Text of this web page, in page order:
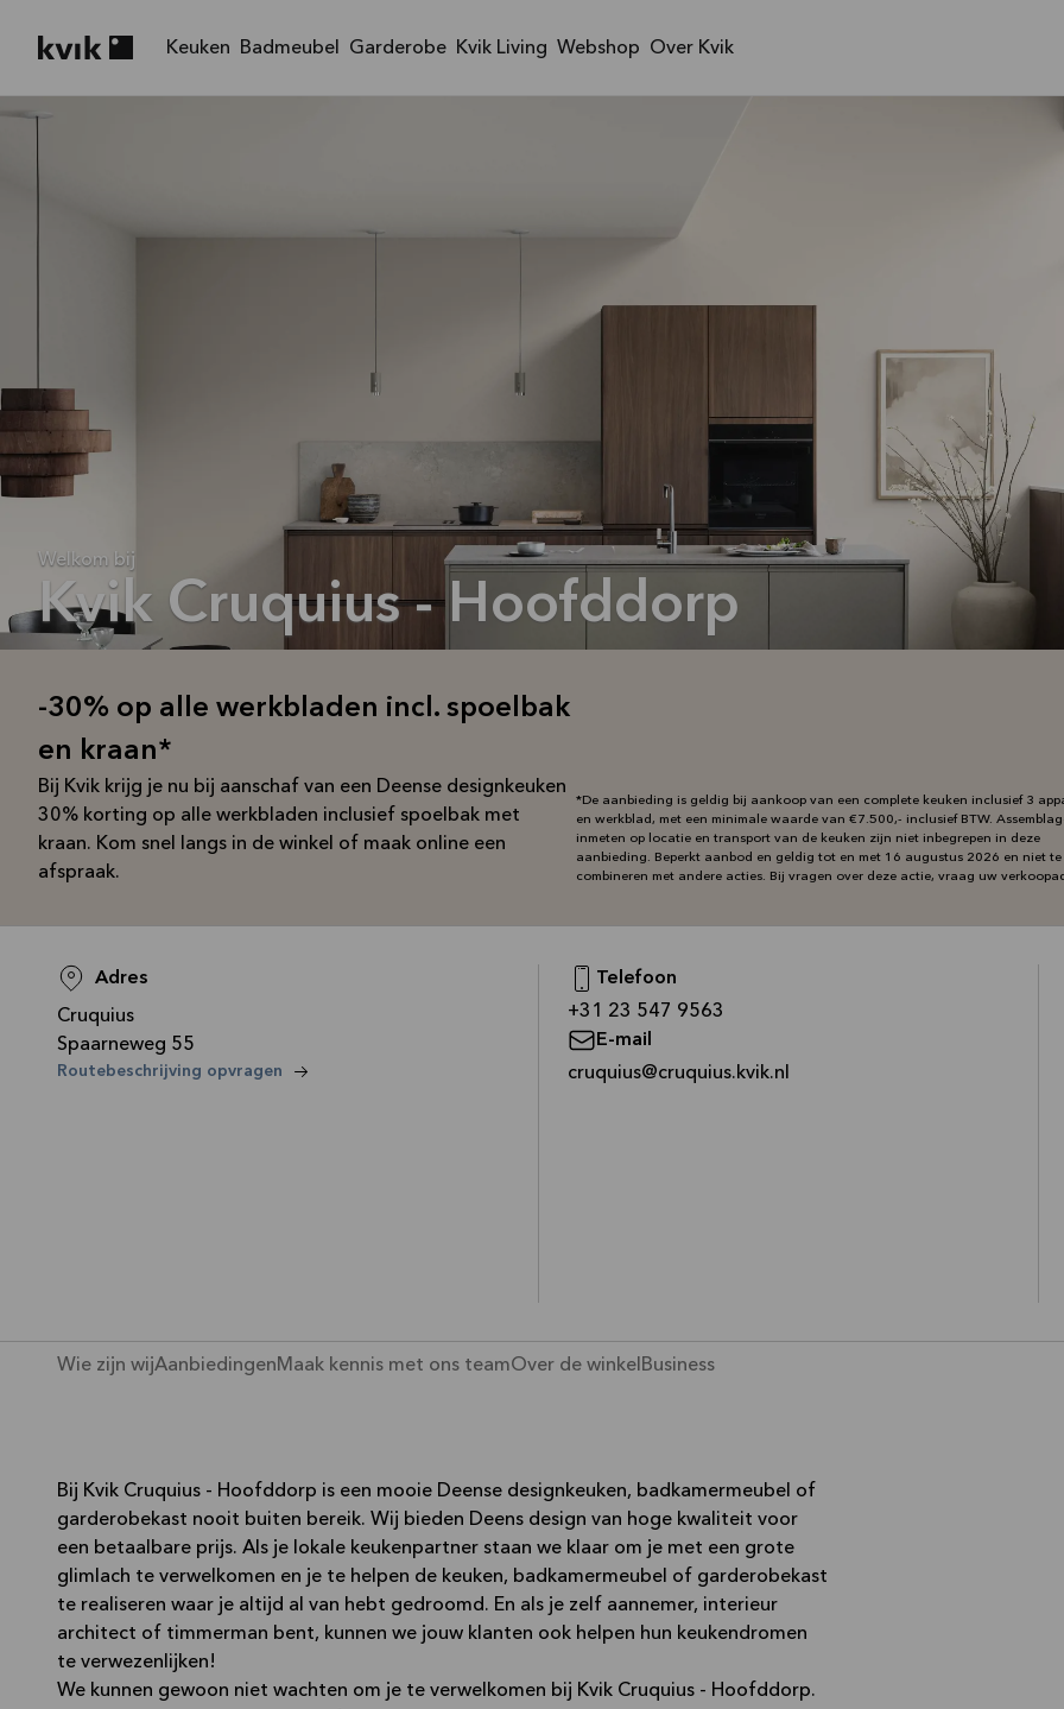
Keuken Badmeubel Garderobe Kvik Living Webshop Over Kvik
Welkom bij
Kvik Cruquius - Hoofddorp
-30% op alle werkbladen incl. spoelbak
en kraan*
Bij Kvik krijg je nu bij aanschaf van een Deense designkeuken
30% korting op alle werkbladen inclusief spoelbak met
kraan. Kom snel langs in de winkel of maak online een
afspraak.
*De aanbieding is geldig bij aankoop van een complete keuken inclusief 3
en werkblad, met een minimale waarde van €7.500,- inclusief BTW.
inmeten op locatie en transport van de keuken zijn niet inbegrepen in deze
aanbieding. Beperkt aanbod en geldig tot en met 16 augustus 2026 en niet te
combineren met andere acties. Bij vragen over deze actie, vraag uw
Adres
Cruquius
Spaarneweg 55
Routebeschrijving opvragen
Telefoon
+31 23 547 9563
E-mail
cruquius@cruquius.kvik.nl
Wie zijn wijAanbiedingen Maak kennis met ons teamOver de winkel Business
Bij Kvik Cruquius - Hoofddorp is een mooie Deense designkeuken, badkamermeubel of
garderobekast nooit buiten bereik. Wij bieden Deens design van hoge kwaliteit voor
een betaalbare prijs. Als je lokale keukenpartner staan we klaar om je met een grote
glimlach te verwelkomen en je te helpen de keuken, badkamermeubel of garderobekast
te realiseren waar je altijd al van hebt gedroomd. En als je zelf aannemer, interieur
architect of timmerman bent, kunnen we jouw klanten ook helpen hun keukendromen
te verwezenlijken!
We kunnen gewoon niet wachten om je te verwelkomen bij Kvik Cruquius - Hoofddorp.